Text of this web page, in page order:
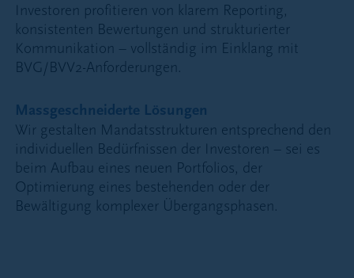
Investoren profitieren von klarem Reporting,
konsistenten Bewertungen und strukturierter
Kommunikation – vollständig im Einklang mit
BVG/BVV2-Anforderungen.
Massgeschneiderte Lösungen
Wir gestalten Mandatsstrukturen entsprechend den
individuellen Bedürfnissen der Investoren – sei es
beim Aufbau eines neuen Portfolios, der
Optimierung eines bestehenden oder der
Bewältigung komplexer Übergangsphasen.